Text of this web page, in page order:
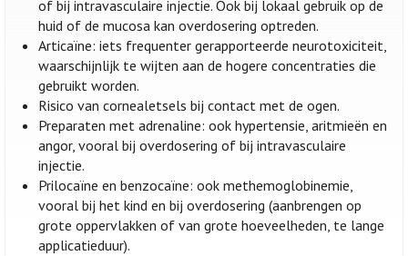
of bij intravasculaire injectie. Ook bij lokaal gebruik op de
huid of de mucosa kan overdosering optreden.
Articaïne: iets frequenter gerapporteerde neurotoxiciteit,
waarschijnlijk te wijten aan de hogere concentraties die
gebruikt worden.
Risico van cornealetsels bij contact met de ogen.
Preparaten met adrenaline: ook hypertensie, aritmieën en
angor, vooral bij overdosering of bij intravasculaire
injectie.
Prilocaïne en benzocaïne: ook methemoglobinemie,
vooral bij het kind en bij overdosering (aanbrengen op
grote oppervlakken of van grote hoeveelheden, te lange
applicatieduur).